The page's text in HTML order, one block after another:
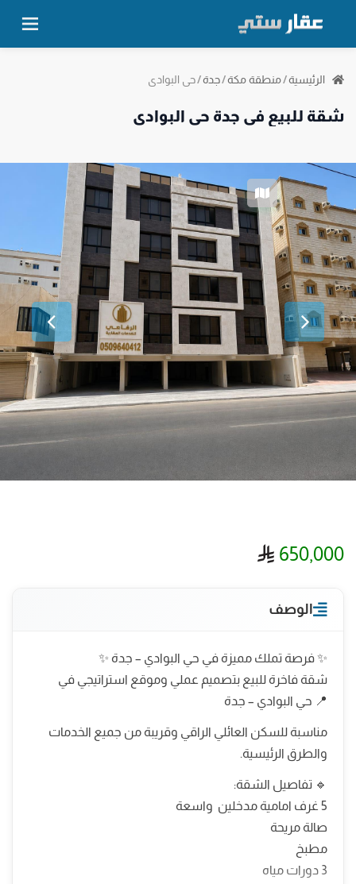
الرئيسية/منطقة مكة/جدة/حي البوادي
شقة للبيع في جدة حي البوادي
650,000
الوصف
✨ فرصة تملك مميزة في حي البوادي – جدة ✨
شقة فاخرة للبيع بتصميم عملي وموقع استراتيجي في
📍 حي البوادي – جدة
مناسبة للسكن العائلي الراقي وقريبة من جميع الخدمات
والطرق الرئيسية.
🔹 تفاصيل الشقة:
5 غرف امامية مدخلين واسعة
صالة مريحة
مطبخ
3 دورات مياه